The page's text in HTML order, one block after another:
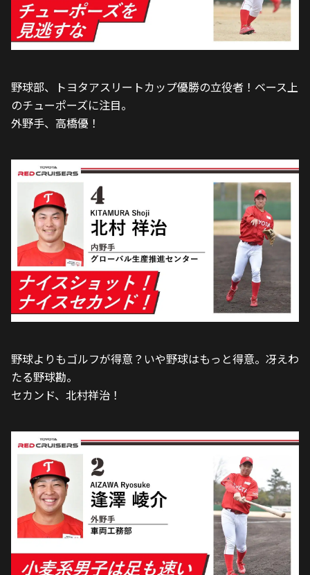
野球部、トヨタアスリートカップ優勝の立役者！ベース上
のチューポーズに注目。
外野手、高橋優！
野球よりもゴルフが得意？いや野球はもっと得意。冴えわ
たる野球勘。
セカンド、北村祥治！